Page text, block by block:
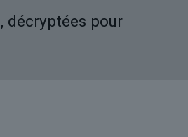
décryptées pour